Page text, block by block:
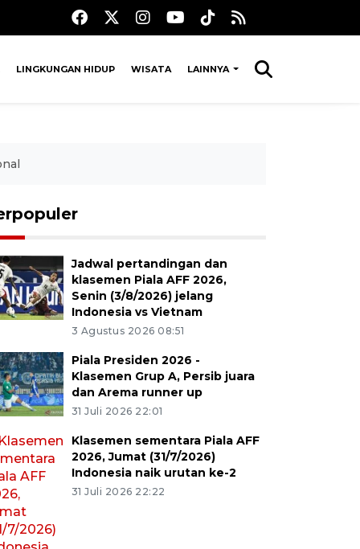
LINGKUNGAN HIDUP WISATA LAINNYA
Jadwal pertandingan dan
klasemen Piala AFF 2026,
Senin (3/8/2026) jelang
Indonesia vs Vietnam
3 Agustus 2026 08:51
Piala Presiden 2026 -
Klasemen Grup A, Persib juara
dan Arema runner up
31 Juli 2026 22:01
Klasemen sementara Piala AFF
2026, Jumat (31/7/2026)
Indonesia naik urutan ke-2
31 Juli 2026 22:22